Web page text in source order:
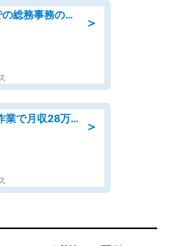
＞
09月開始/住宅メーカーでの総務事務のお仕事/駅近/車通勤可/一般事務/人事労務
＞
検査/検品/ライン作業 軽作業で月収28万円可 センサー部品の箱詰め 日勤 土日休